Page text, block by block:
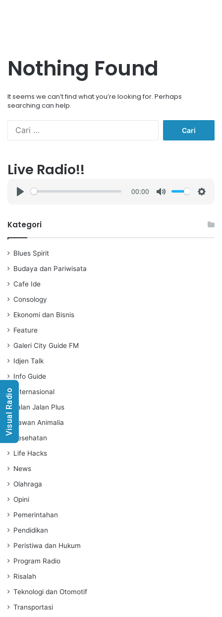
Nothing Found
It seems we can’t find what you’re looking for. Perhaps
searching can help.
Live Radio!!
a
00:00
Kategori
Blues Spirit
Budaya dan Pariwisata
Cafe Ide
Consology
Ekonomi dan Bisnis
Feature
Galeri City Guide FM
Idjen Talk
Info Guide
Internasional
Jalan Jalan Plus
Kawan Animalia
Kesehatan
Life Hacks
News
Olahraga
Opini
Pemerintahan
Pendidikan
Peristiwa dan Hukum
Program Radio
Risalah
Teknologi dan Otomotif
Transportasi
Visual Radio